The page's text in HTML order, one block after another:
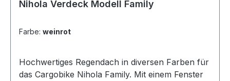
Nihola Verdeck Modell Family
Farbe: weinrot
Hochwertiges Regendach in diversen Farben für
das Cargobike Nihola Family. Mit einem Fenster